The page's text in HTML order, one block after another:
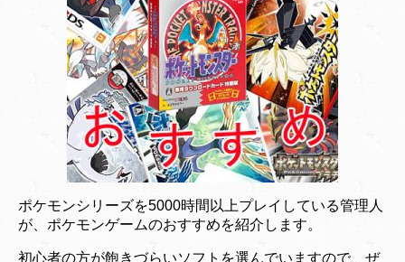
ポケモンシリーズを5000時間以上プレイしている管理人
が、ポケモンゲームのおすすめを紹介します。
初心者の方が飽きづらいソフトを選んでいますので、ぜ